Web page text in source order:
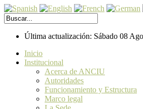
Última actualización: Sábado 08
Inicio
Institucional
Acerca de ANCIU
Autoridades
Funcionamiento y Estructura
Marco legal